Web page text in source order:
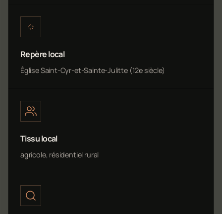
Repère local
Église Saint-Cyr-et-Sainte-Julitte (12e siècle)
Tissu local
agricole, résidentiel rural